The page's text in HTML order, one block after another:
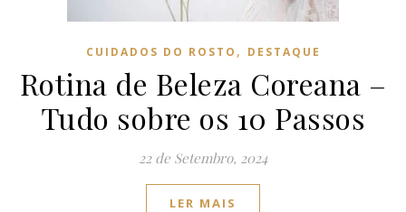
CUIDADOS DO ROSTO , DESTAQUE
Rotina de Beleza Coreana –
Tudo sobre os 10 Passos
22 de Setembro, 2024
LER MAIS